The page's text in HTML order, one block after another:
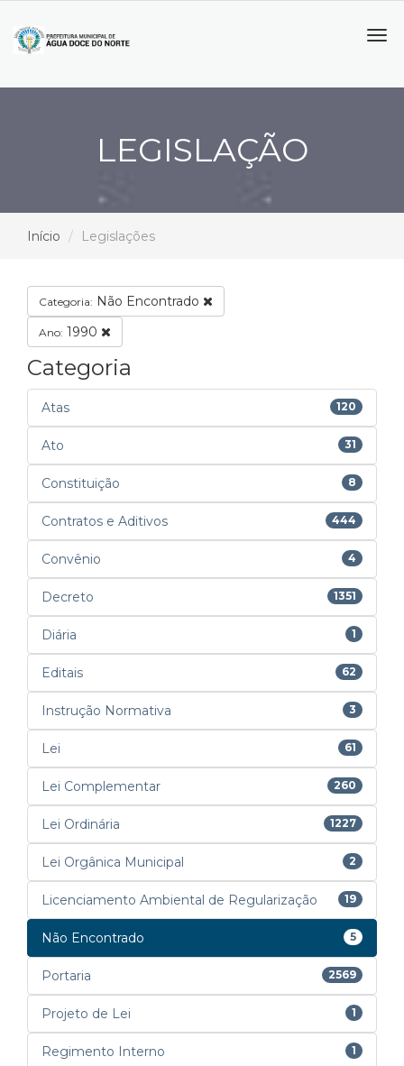
LEGISLAÇÃO
Início Legislações
Categoria: Não Encontrado
Ano: 1990
Categoria
Atas 120
Ato 31
Constituição 8
Contratos e Aditivos 444
Convênio 4
Decreto 1351
Diária 1
Editais 62
Instrução Normativa 3
Lei 61
Lei Complementar 260
Lei Ordinária 1227
Lei Orgânica Municipal 2
Licenciamento Ambiental de Regularização 19
Não Encontrado 5
Portaria 2569
Projeto de Lei 1
Regimento Interno 1